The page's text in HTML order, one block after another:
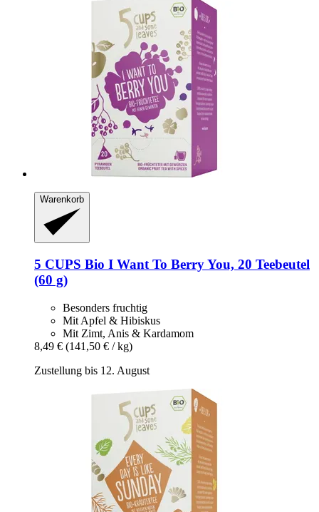
Warenkorb
5 CUPS Bio I Want To Berry You, 20 Teebeutel
(60 g)
Besonders fruchtig
Mit Apfel & Hibiskus
Mit Zimt, Anis & Kardamom
8,49 € (141,50 € / kg)
Zustellung bis 12. August